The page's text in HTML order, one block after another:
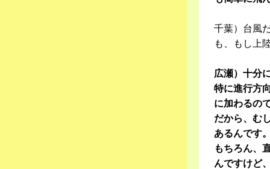
千葉）台風
も、もし上
広瀬）十分
特に進行方
に加わるの
だから、む
あるんです
もちろん、
んですけど